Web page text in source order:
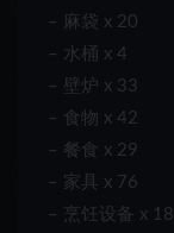
– 麻袋 x 20
– 水桶 x 4
– 壁炉 x 33
– 食物 x 42
– 餐食 x 29
– 家具 x 76
– 烹饪设备 x 18